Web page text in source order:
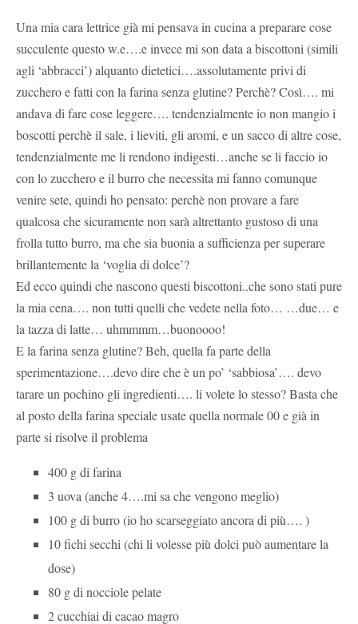
Una mia cara lettrice già mi pensava in cucina a preparare cose
succulente questo w.e….e invece mi son data a biscottoni (simili
agli ‘abbracci’) alquanto dietetici….assolutamente privi di
zucchero e fatti con la farina senza glutine? Perchè? Così…. mi
andava di fare cose leggere…. tendenzialmente io non mangio i
boscotti perchè il sale, i lieviti, gli aromi, e un sacco di altre cose,
tendenzialmente me li rendono indigesti…anche se li faccio io
con lo zucchero e il burro che necessita mi fanno comunque
venire sete, quindi ho pensato: perchè non provare a fare
qualcosa che sicuramente non sarà altrettanto gustoso di una
frolla tutto burro, ma che sia buonia a sufficienza per superare
brillantemente la ‘voglia di dolce’?
Ed ecco quindi che nascono questi biscottoni..che sono stati pure
la mia cena…. non tutti quelli che vedete nella foto… …due… e
la tazza di latte… uhmmmm…buonoooo!
E la farina senza glutine? Beh, quella fa parte della
sperimentazione….devo dire che è un po’ ‘sabbiosa’…. devo
tarare un pochino gli ingredienti…. li volete lo stesso? Basta che
al posto della farina speciale usate quella normale 00 e già in
parte si risolve il problema
400 g di farina
3 uova (anche 4….mi sa che vengono meglio)
100 g di burro (io ho scarseggiato ancora di più…. )
10 fichi secchi (chi li volesse più dolci può aumentare la
dose)
80 g di nocciole pelate
2 cucchiai di cacao magro